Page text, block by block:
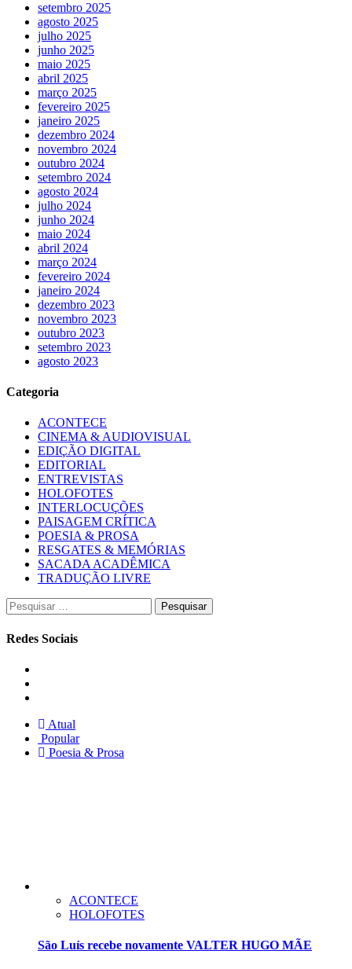
setembro 2025
agosto 2025
julho 2025
junho 2025
maio 2025
abril 2025
março 2025
fevereiro 2025
janeiro 2025
dezembro 2024
novembro 2024
outubro 2024
setembro 2024
agosto 2024
julho 2024
junho 2024
maio 2024
abril 2024
março 2024
fevereiro 2024
janeiro 2024
dezembro 2023
novembro 2023
outubro 2023
setembro 2023
agosto 2023
Categoria
ACONTECE
CINEMA & AUDIOVISUAL
EDIÇÃO DIGITAL
EDITORIAL
ENTREVISTAS
HOLOFOTES
INTERLOCUÇÕES
PAISAGEM CRÍTICA
POESIA & PROSA
RESGATES & MEMÓRIAS
SACADA ACADÊMICA
TRADUÇÃO LIVRE
Pesquisar
por:
Redes Sociais
Atual
Popular
Poesia & Prosa
ACONTECE
HOLOFOTES
São Luís recebe novamente VALTER HUGO MÃE